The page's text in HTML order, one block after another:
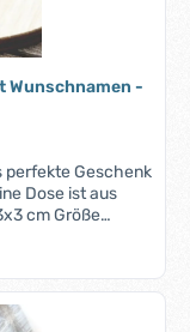
Wunschnamen -
perfekte Geschenk
Dose ist aus
cm Größe
bewahrt die
Geburtstag
die